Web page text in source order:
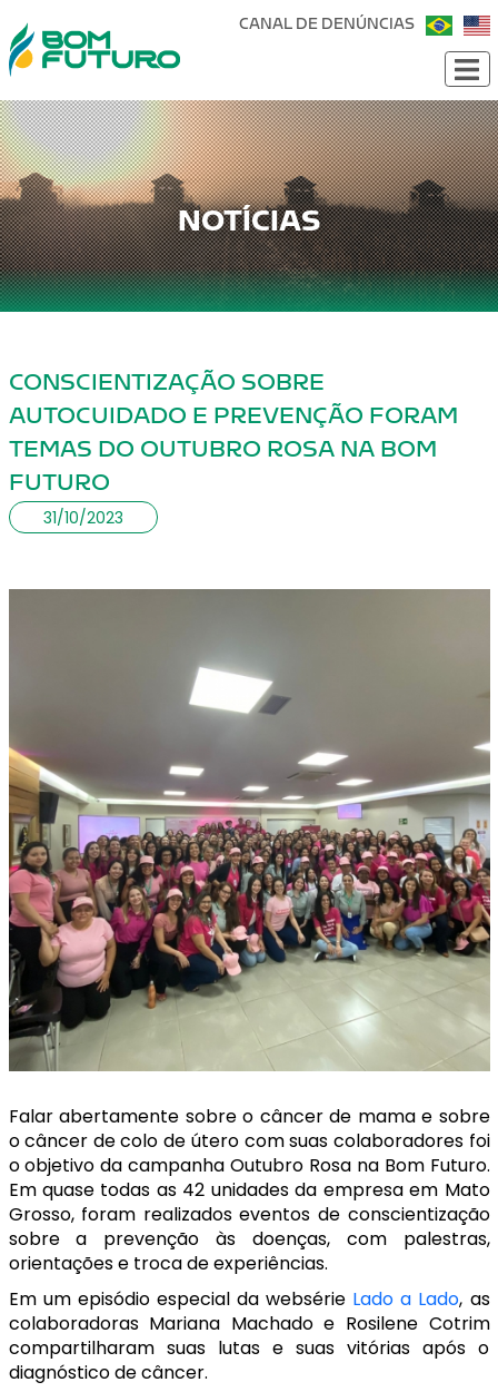
CANAL DE DENÚNCIAS
NOTÍCIAS
CONSCIENTIZAÇÃO SOBRE
AUTOCUIDADO E PREVENÇÃO FORAM
TEMAS DO OUTUBRO ROSA NA BOM
FUTURO
31/10/2023
Falar abertamente sobre o câncer de mama e sobre
o câncer de colo de útero com suas colaboradores foi
o objetivo da campanha Outubro Rosa na Bom Futuro.
Em quase todas as 42 unidades da empresa em Mato
Grosso, foram realizados eventos de conscientização
sobre a prevenção às doenças, com palestras,
orientações e troca de experiências.
Em um episódio especial da websérie Lado a Lado, as
colaboradoras Mariana Machado e Rosilene Cotrim
compartilharam suas lutas e suas vitórias após o
diagnóstico de câncer.